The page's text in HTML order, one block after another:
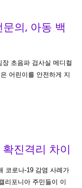
의, 아동 백
초음파 검사실 메디컬
어린이를 안전하게 지
진격리 차이
코로나-19 감염 사례가
리포니아 주민들이 이